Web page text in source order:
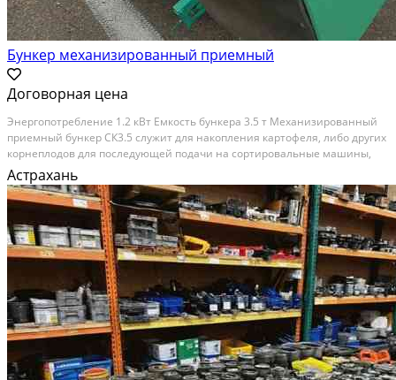
Бункер механизированный приемный
Договорная цена
Энергопотребление 1.2 кВт Емкость бункера 3.5 т Механизированный
приемный бункер СК3.5 служит для накопления картофеля, либо других
корнеплодов для последующей подачи на сортировальные машины,
переборочные столы, перегрузчики, конвейеры и т.д. Особенности:
Приспособлен для выгрузки корнеплодов...
Астрахань